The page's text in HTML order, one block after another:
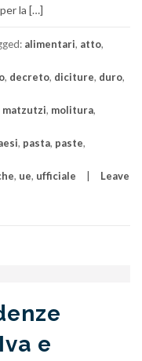
la […]
alimentari, atto,
, decreto, diciture, duro,
matzutzi, molitura,
, pasta, paste,
, ue, ufficiale Leave
e